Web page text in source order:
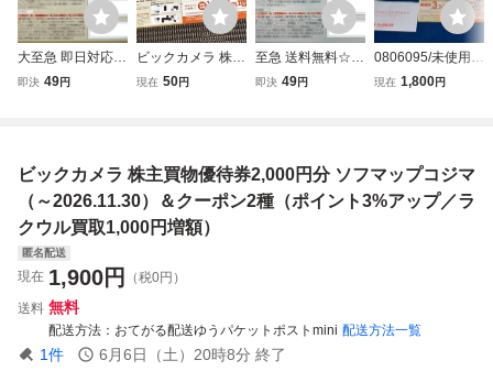
大至急 即日対応
送料無料☆ビック
待券 コード通知
ポイント消化 即決
即決 49円
ビックカメラ 株主
優待 3%ポイント
現在 50円
至急 送料無料☆コ
ジマ 株主限定クー
コード 最新 ポイ
ント消化 即決
即決 49円
0806095/未使用/
株主優待券/ビック
ップ
現在 1,800円
ビックカメラ 株主買物優待券2,000円分 ソフマップコジマ
（～2026.11.30）＆クーポン2種（ポイント3%アップ／ラ
クウル買取1,000円増額）
匿名配送
現在 1,900円
（税0円）
送料 無料
配送方法 おてがる配送ゆうパケットポストmini 配送方法一覧
1件 6月6日（土）20時8分 終了